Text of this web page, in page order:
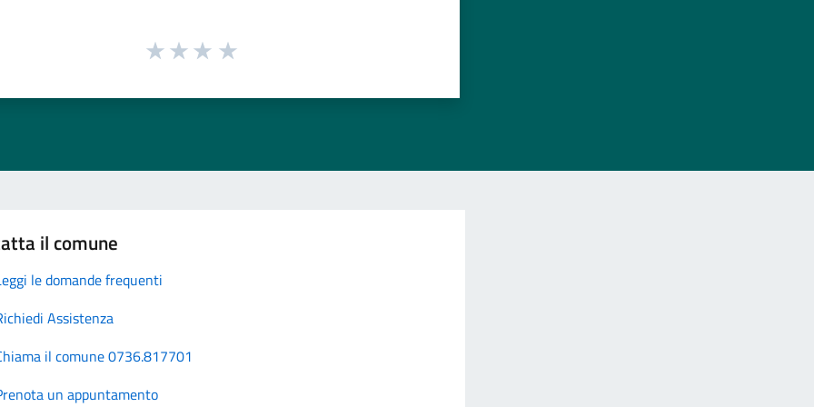
il comune
le domande frequenti
Assistenza
il comune 0736.817701
un appuntamento